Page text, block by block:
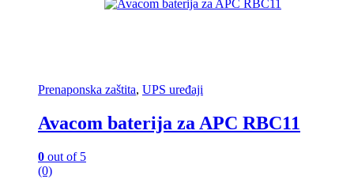
Prenaponska zaštita, UPS uređaji
Avacom baterija za APC RBC11
0 out of 5
(0)